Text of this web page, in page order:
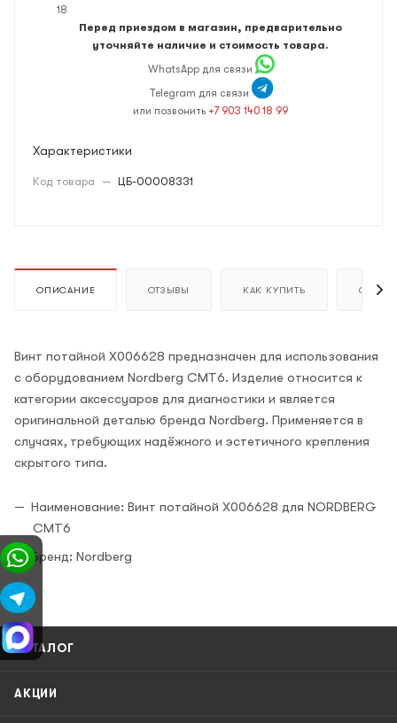
18
Перед приездом в магазин, предварительно
уточняйте наличие и стоимость товара.
WhatsApp для связи
Telegram для связи
или позвонить +7 903 140 18 99
Характеристики
Код товара — ЦБ-00008331
ОПИСАНИЕ ОТЗЫВЫ КАК КУПИТЬ ОПЛАТА
Винт потайной X006628 предназначен для использования
с оборудованием Nordberg CMT6. Изделие относится к
категории аксессуаров для диагностики и является
оригинальной деталью бренда Nordberg. Применяется в
случаях, требующих надёжного и эстетичного крепления
скрытого типа.
Наименование: Винт потайной X006628 для NORDBERG
CMT6
Бренд: Nordberg
КАТАЛОГ
АКЦИИ